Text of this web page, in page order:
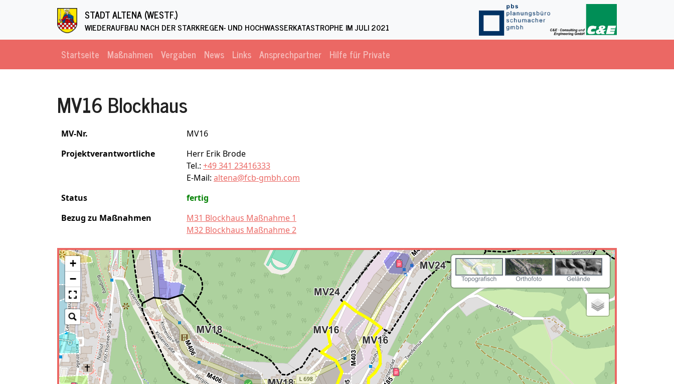
Direkt zum Inhalt
STADT ALTENA (WESTF.)
WIEDERAUFBAU NACH DER STARKREGEN- UND HOCHWASSERKATASTROPHE IM JULI 2021
Startseite Maßnahmen Vergaben News Links Ansprechpartner Hilfe für Private
MV16 Blockhaus
MV-Nr.
MV16
Projektverantwortliche
Herr Erik Brode
Tel.: +49 341 23416333
E-Mail: altena@fcb-gmbh.com
Status
fertig
Bezug zu Maßnahmen
M31 Blockhaus Maßnahme 1
M32 Blockhaus Maßnahme 2